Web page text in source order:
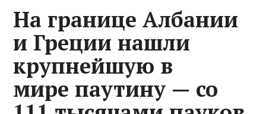
На границе Албании
и Греции нашли
крупнейшую в
мире паутину — со